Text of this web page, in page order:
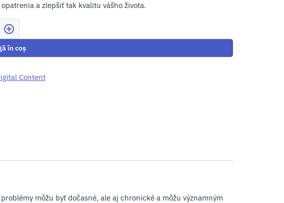
a zlepšiť tak kvalitu vášho života.
în coș
Content
môžu byť dočasné, ale aj chronické a môžu významným